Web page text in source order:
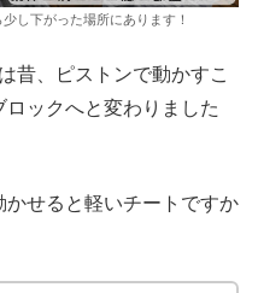
し下がった場所にあります！
昔、ピストンで動かすこ
ックへと変わりました
せると軽いチートですか